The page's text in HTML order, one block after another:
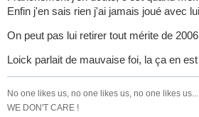
Enfin j'en sais rien j'ai jamais joué avec
On peut pas lui retirer tout mérite de
Loick parlait de mauvaise foi, la ça en
No one likes us, no one likes us, no one likes us...
WE DON'T CARE !